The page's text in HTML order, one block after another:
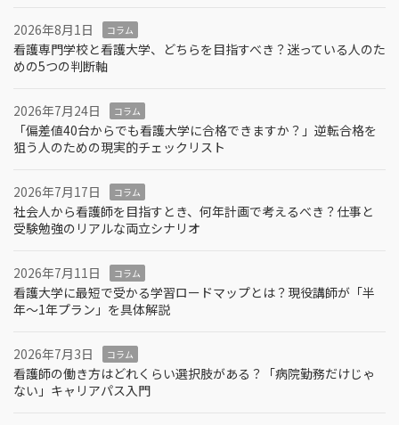
2026年8月1日 コラム
看護専門学校と看護大学、どちらを目指すべき？迷っている人のた
めの5つの判断軸
2026年7月24日 コラム
「偏差値40台からでも看護大学に合格できますか？」逆転合格を
狙う人のための現実的チェックリスト
2026年7月17日 コラム
社会人から看護師を目指すとき、何年計画で考えるべき？仕事と
受験勉強のリアルな両立シナリオ
2026年7月11日 コラム
看護大学に最短で受かる学習ロードマップとは？現役講師が「半
年～1年プラン」を具体解説
2026年7月3日 コラム
看護師の働き方はどれくらい選択肢がある？「病院勤務だけじゃ
ない」キャリアパス入門